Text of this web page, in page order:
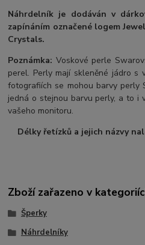
Náhrdelník je dodáván v
zapínáním označené logem
Crystals.
Poznámka: Voskové perle
perel. Perly mají skleněné jádro s
fotografiích se mohou barvy perly
jedná o stejnou barvu perly, a to i
vašeho monitoru.
Délky řetízků a jejich názvy
Zboží zařazeno v
Šperky
Náhrdelníky